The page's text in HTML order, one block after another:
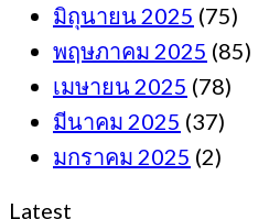
มิถุนายน 2025 (75)
พฤษภาคม 2025 (85)
เมษายน 2025 (78)
มีนาคม 2025 (37)
มกราคม 2025 (2)
Latest